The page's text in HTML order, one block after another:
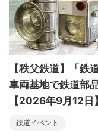
【秩父鉄道】「鉄
車両基地で鉄道部
【2026年9月12日】
鉄道イベント